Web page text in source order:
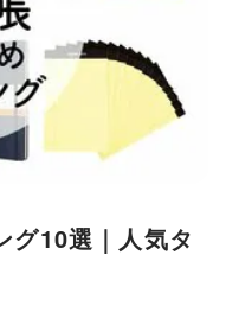
グ10選｜人気タ